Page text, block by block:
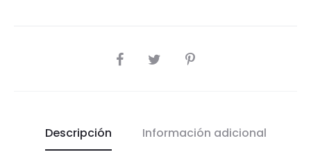
COMPARTIR
Descripción Información adicional